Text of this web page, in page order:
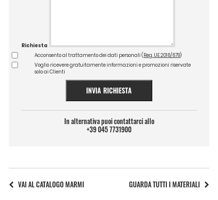
Richiesta
Acconsento al trattamento dei dati personali ( Reg. UE 2016/679)
Voglio ricevere gratuitamente informazioni e promozioni riservate
solo ai Clienti
INVIA RICHIESTA
In alternativa puoi contattarci allo
+39 045 7731900
VAI AL CATALOGO MARMI GUARDA TUTTI I MATERIALI